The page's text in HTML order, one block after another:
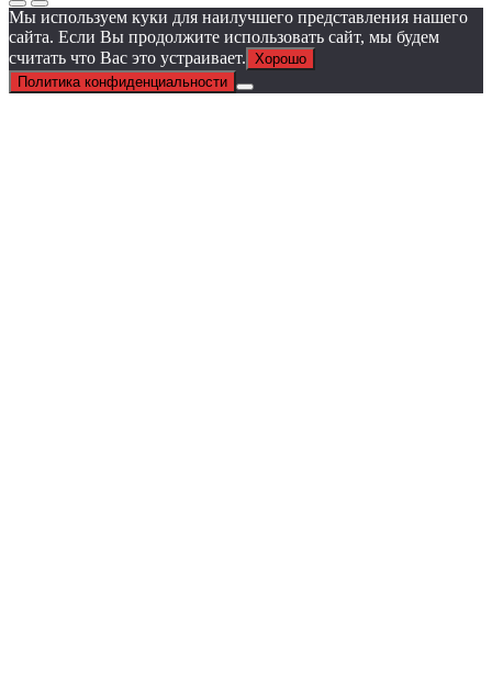
Мы используем куки для наилучшего представления нашего
сайта. Если Вы продолжите использовать сайт, мы будем
считать что Вас это устраивает. Хорошо
Политика конфиденциальности